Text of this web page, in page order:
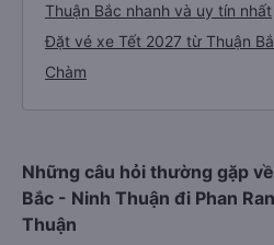
Thuận Bắc nhanh và uy tín nhất
Đặt vé xe Tết 2027 từ Thuận
Chàm
Những câu hỏi thường gặp
Bắc - Ninh Thuận đi Phan
Thuận